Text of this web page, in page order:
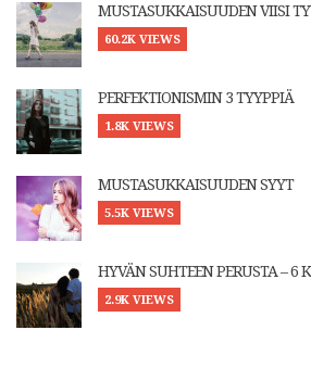
MUSTASUKKAISUUDEN VIISI
60.2K VIEWS
PERFEKTIONISMIN 3 TYYPPIÄ
1.8K VIEWS
MUSTASUKKAISUUDEN SYYT
5.5K VIEWS
HYVÄN SUHTEEN PERUSTA – 6
2.9K VIEWS